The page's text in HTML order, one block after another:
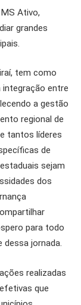
Ativo,
grandes
tem como
integração entre
a gestão
regional de
tantos líderes
de
sejam
dos
para todo
dessa jornada.
realizadas
que